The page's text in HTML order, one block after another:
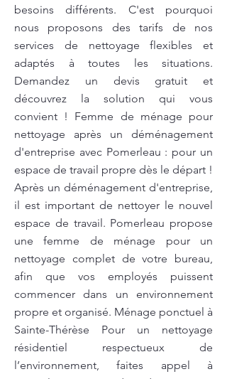
besoins différents. C'est pourquoi
nous proposons des tarifs de nos
services de nettoyage flexibles et
adaptés à toutes les situations.
Demandez un devis gratuit et
découvrez la solution qui vous
convient ! Femme de ménage pour
nettoyage après un déménagement
d'entreprise avec Pomerleau : pour un
espace de travail propre dès le départ !
Après un déménagement d'entreprise,
il est important de nettoyer le nouvel
espace de travail. Pomerleau propose
une femme de ménage pour un
nettoyage complet de votre bureau,
afin que vos employés puissent
commencer dans un environnement
propre et organisé. Ménage ponctuel à
Sainte-Thérèse Pour un nettoyage
résidentiel respectueux de
l’environnement, faites appel à